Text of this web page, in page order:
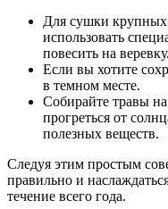
Для сушки
использовать
повесить на веревку.
Если вы хотите
в темном месте.
Собирайте травы
прогреться от
полезных веществ.
Следуя этим простым
правильно и
течение всего года.